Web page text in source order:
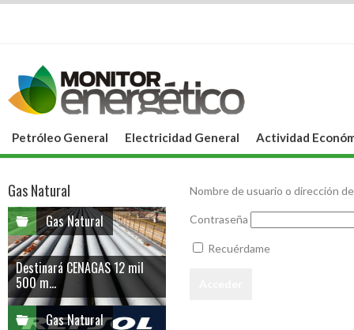
Petróleo General Electricidad General Actividad
Nombre de usuario o dirección
Contraseña
Recuérdame
Gas Natural
Gas Natural
Destinará CENAGAS 12 mil
500 m...
Gas Natural